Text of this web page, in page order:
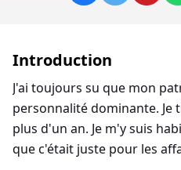
Introduction
J'ai toujours su que mon
personnalité dominante. Je
plus d'un an. Je m'y suis
que c'était juste pour les